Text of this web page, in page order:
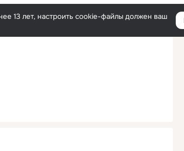
Русский
13 лет, настроить cookie-файлы должен ваш